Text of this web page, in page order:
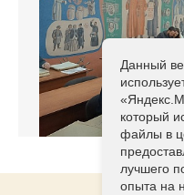
Данный
который
файлы в
лучшего
опыта на